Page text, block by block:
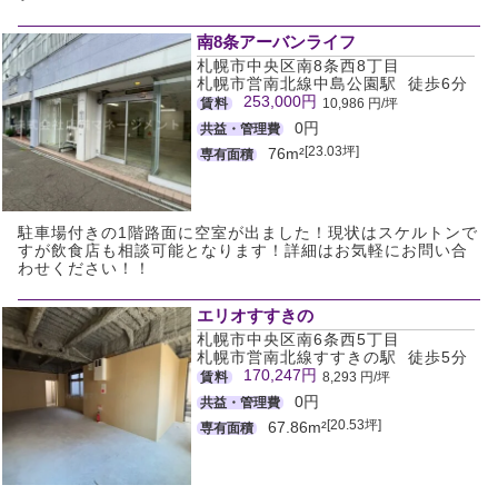
南8条アーバンライフ
札幌市中央区南8条西8丁目
札幌市営南北線中島公園駅 徒歩6分
賃料 253,000円 10,986 円/坪
共益・管理費
0円
専有面積 76m²[23.03坪]
駐車場付きの1階路面に空室が出ました！現状はスケルトンで
すが飲食店も相談可能となります！詳細はお気軽にお問い合
わせください！！
エリオすすきの
札幌市中央区南6条西5丁目
札幌市営南北線すすきの駅 徒歩5分
賃料 170,247円 8,293 円/坪
共益・管理費
0円
専有面積 67.86m²[20.53坪]